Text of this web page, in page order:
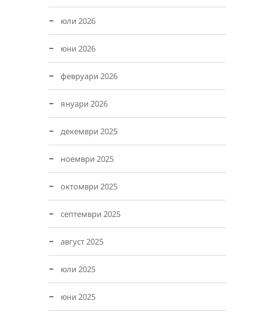
юли 2026
юни 2026
февруари 2026
януари 2026
декември 2025
ноември 2025
октомври 2025
септември 2025
август 2025
юли 2025
юни 2025